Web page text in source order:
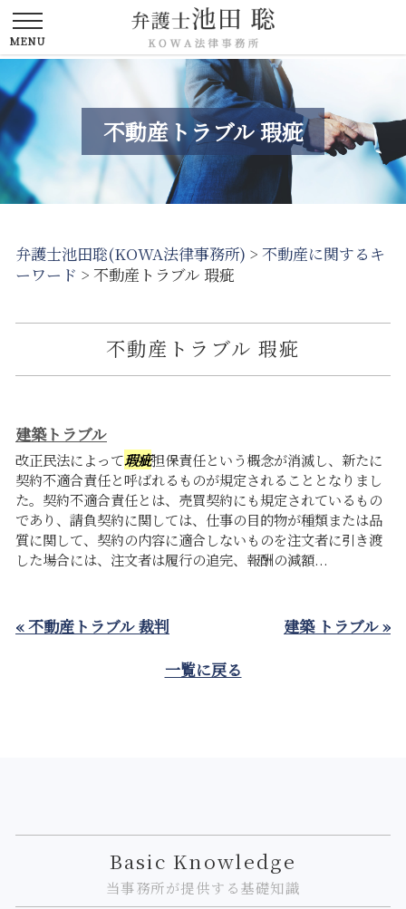
不動産トラブル 瑕疵
弁護士池田聡(KOWA法律事務所) > 不動産に関するキ
ーワード > 不動産トラブル 瑕疵
不動産トラブル 瑕疵
建築トラブル
改正民法によって瑕疵担保責任という概念が消滅し、新たに
契約不適合責任と呼ばれるものが規定されることとなりまし
た。契約不適合責任とは、売買契約にも規定されているもの
であり、請負契約に関しては、仕事の目的物が種類または品
質に関して、契約の内容に適合しないものを注文者に引き渡
した場合には、注文者は履行の追完、報酬の減額...
« 不動産トラブル 裁判
建築 トラブル »
一覧に戻る
Basic Knowledge
当事務所が提供する基礎知識